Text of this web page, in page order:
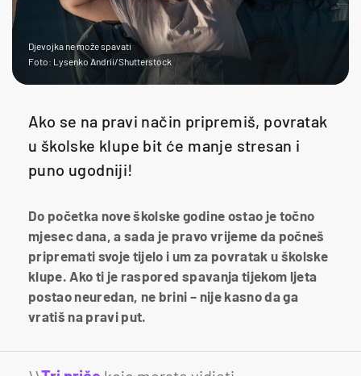
Djevojka ne može spavati
Foto: Lysenko Andrii/Shutterstock
Ako se na pravi način pripremiš, povratak
u školske klupe bit će manje stresan i
puno ugodniji!
Do početka nove školske godine ostao je točno
mjesec dana, a sada je pravo vrijeme da počneš
pripremati svoje tijelo i um za povratak u školske
klupe. Ako ti je raspored spavanja tijekom ljeta
postao neuredan, ne brini – nije kasno da ga
vratiš na pravi put.